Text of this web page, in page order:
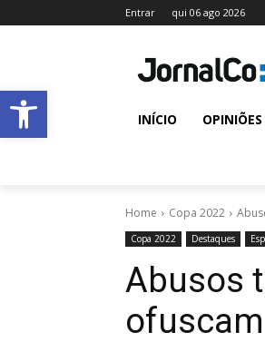
Abrir a barra de ferramentas
Entrar qui 06 ago 2026
INÍCIO
Home Copa 2022
Copa 2022 Destaques
Abusos